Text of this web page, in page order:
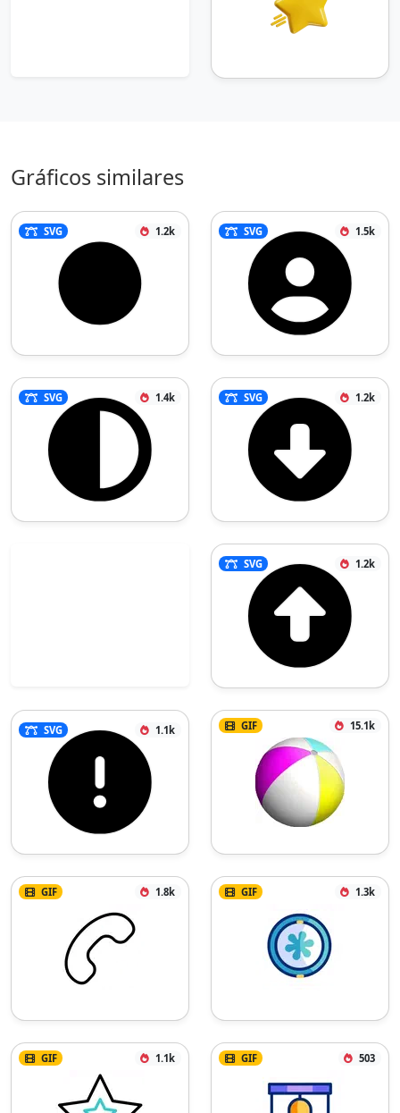
Gráficos similares
SVG 1.2k SVG 1.5k
SVG 1.4k SVG 1.2k
SVG 1.2k
SVG 1.1k GIF 15.1k
GIF 1.8k GIF 1.3k
GIF 1.1k GIF 503